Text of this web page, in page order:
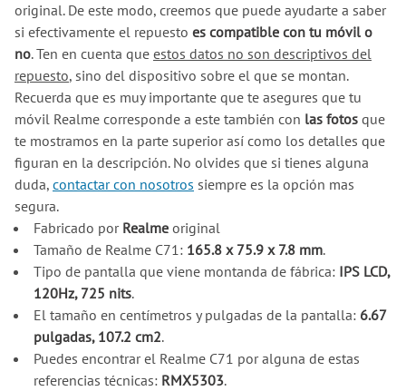
original. De este modo, creemos que puede ayudarte a saber
si efectivamente el repuesto es compatible con tu móvil o
no. Ten en cuenta que estos datos no son descriptivos del
repuesto, sino del dispositivo sobre el que se montan.
Recuerda que es muy importante que te asegures que tu
móvil Realme corresponde a este también con las fotos que
te mostramos en la parte superior así como los detalles que
figuran en la descripción. No olvides que si tienes alguna
duda, contactar con nosotros siempre es la opción mas
segura.
Fabricado por Realmeoriginal
Tamaño de Realme C71: 165.8 x 75.9 x 7.8 mm.
Tipo de pantalla que viene montanda de fábrica: IPS LCD,
120Hz, 725 nits.
El tamaño en centímetros y pulgadas de la pantalla: 6.67
pulgadas, 107.2 cm2.
Puedes encontrar el Realme C71 por alguna de estas
referencias técnicas: RMX5303.